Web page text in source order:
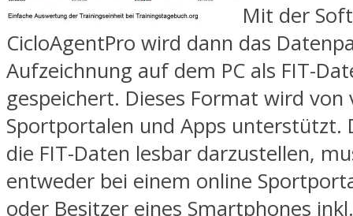
Mit der
CicloAgentPro wird dann das
Aufzeichnung auf dem PC als FIT-
gespeichert. Dieses Format wird von
Sportportalen und Apps unterstützt.
die FIT-Daten lesbar darzustellen,
entweder bei einem online
oder Besitzer eines Smartphones